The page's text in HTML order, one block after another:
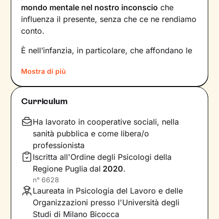
mondo mentale nel nostro inconscio che
influenza il presente, senza che ce ne rendiamo
conto.
È nell’infanzia, in particolare, che affondano le
e agire: leesperienze vissute in famiglia
infatti, vengono apprese, memorizzate e
riproposte nelle relazioni successive.
che in età adulta si attivano in maniera
automatica - è la chiave per innescare il
cambiamento.
Conoscere noi stessi significa portare alla luce
ciò che per tanto tempo è rimasto dietro le
quinte: raggiungere questo tipo di
consapevolezza è il primo passo necessario
persvincolare il presente dal passato
e viverlo
Mostra di più
Curriculum
Ha lavorato in cooperative sociali, nella
sanità pubblica e come libera/o
professionista
Iscritta all'Ordine degli Psicologi della
Regione Puglia dal 2020.
n° 6628
Laureata in Psicologia del Lavoro e delle
Organizzazioni presso l'Università degli
Studi di Milano Bicocca